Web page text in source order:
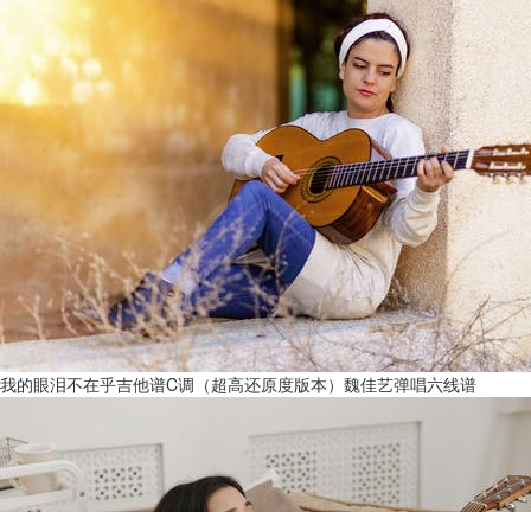
我的眼泪不在乎吉他谱C调（超高还原度版本）魏佳艺弹唱六线谱